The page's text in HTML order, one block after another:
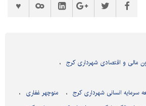
مالی و اقتصادی شهرداری کرج
سرمایه انسانی شهرداری کرج
منوچهر غفاری